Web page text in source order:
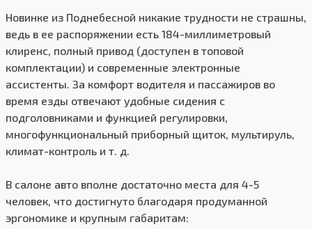
Новинке из Поднебесной никакие трудности не страшны,
ведь в ее распоряжении есть 184-миллиметровый
клиренс, полный привод (доступен в топовой
комплектации) и современные электронные
ассистенты. За комфорт водителя и пассажиров во
время езды отвечают удобные сидения с
подголовниками и функцией регулировки,
многофункциональный приборный щиток, мультируль,
климат-контроль и т. д.
В салоне авто вполне достаточно места для 4-5
человек, что достигнуто благодаря продуманной
эргономике и крупным габаритам: